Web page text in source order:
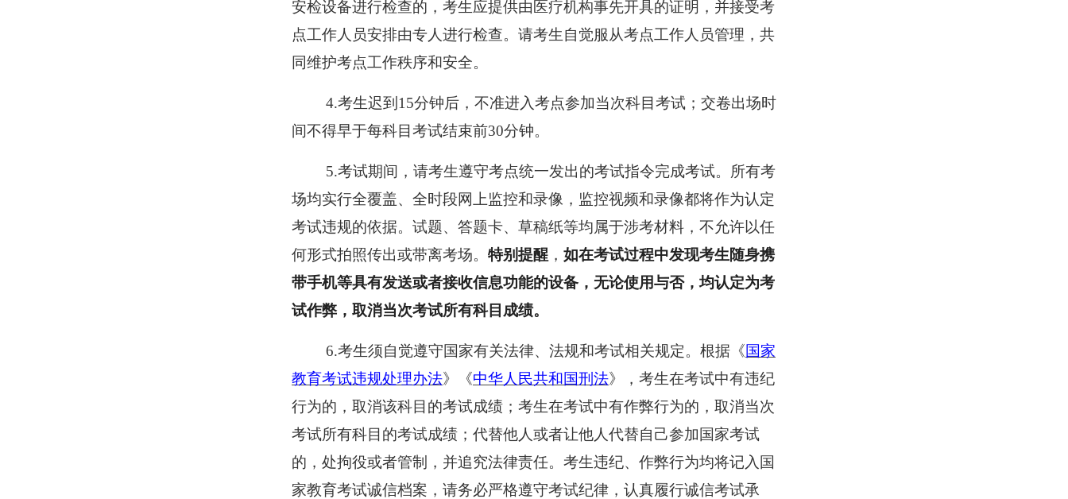
安检设备进行检查的，考生应提供由医疗机构事先开具的证明，并接受考
点工作人员安排由专人进行检查。请考生自觉服从考点工作人员管理， 共
同维护考点工作秩序和安全。
4.考生迟到15分钟后，不准进入考点参加当次科目考试；交卷出场时
间不得早于每科目考试结束前30分钟。
5.考试期间，请考生遵守考点统一发出的考试指令完成考试。所有考
场均实行全覆盖、全时段网上监控和录像，监控视频和录像都将作为认定
考试违规的依据。试题、答题卡、草稿纸等均属于涉考材料，不允许以任
何形式拍照传出或带离考场。 特别提醒 ， 如在考试过程中发现考生随身携
带手机等具有发送或者接收信息功能的设备，无论使用与否，均认定为考
试作弊， 取消当次考试所有科目 成绩。
6.考生须自觉遵守国家有关法律、法规和考试相关规定。根据《国家
教育考试违规处理办法》《中华人民共和国刑法》，考生在考试中有违纪
行为的，取消该科目的考试成绩；考生在考试中有作弊行为的，取消当次
考试所有科目的考试成绩；代替他人或者让他人代替自己参加国家考试
的，处拘役或者管制，并追究法律责任。考生违纪、作弊行为均将记入国
家教育考试诚信档案，请务必严格遵守考试纪律，认真履行诚信考试承